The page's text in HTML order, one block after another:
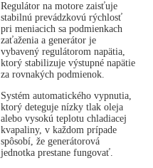
Regulátor na motore zaisťuje
stabilnú prevádzkovú rýchlosť
pri meniacich sa podmienkach
zaťaženia a generátor je
vybavený regulátorom napätia,
ktorý stabilizuje výstupné napätie
za rovnakých podmienok.
Systém automatického vypnutia,
ktorý deteguje nízky tlak oleja
alebo vysokú teplotu chladiacej
kvapaliny, v každom prípade
spôsobí, že generátorová
jednotka prestane fungovať.